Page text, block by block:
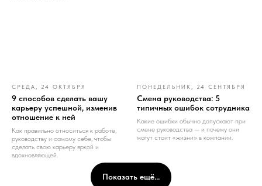
СРЕДА, 24 ОКТЯБРЯ
9 способов сделать вашу
карьеру успешной, изменив
отношение к ней
Как правильно относиться к работе,
руководству и самому себе, чтобы
сделать свою карьеру яркой и
вдохновляющей.
ПОНЕДЕЛЬНИК, 24 СЕНТЯБРЯ
Смена руководства: 5
типичных ошибок сотрудника
Какие ошибки обычно допускают при
смене руководства — и почему они
могут стоит «жизни» в компании.
Показать ещё...